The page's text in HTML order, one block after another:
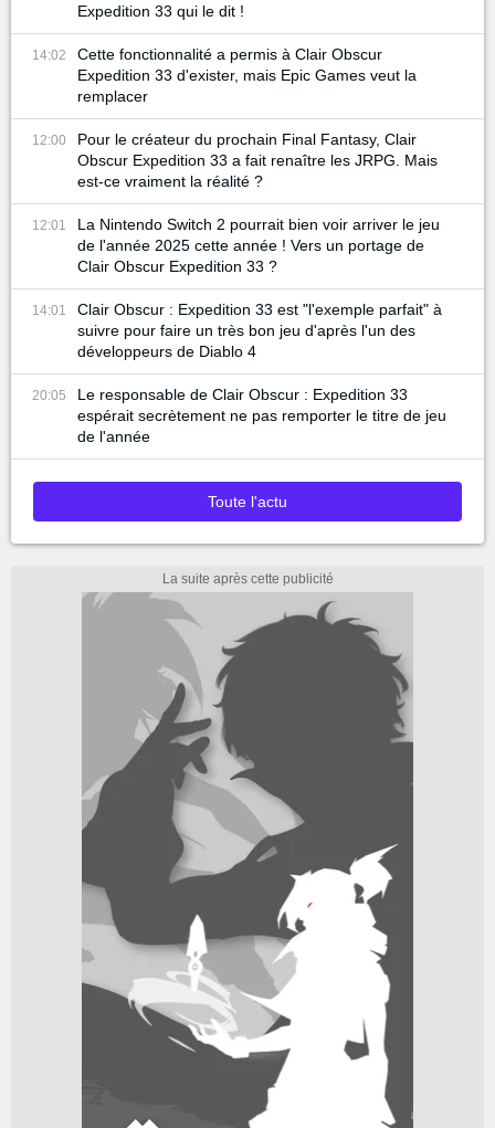
Expedition 33 qui le dit !
14:02
Cette fonctionnalité a permis à Clair Obscur
Expedition 33 d'exister, mais Epic Games veut la
remplacer
12:00
Pour le créateur du prochain Final Fantasy, Clair
Obscur Expedition 33 a fait renaître les JRPG. Mais
est-ce vraiment la réalité ?
12:01
La Nintendo Switch 2 pourrait bien voir arriver le jeu
de l'année 2025 cette année ! Vers un portage de
Clair Obscur Expedition 33 ?
14:01
Clair Obscur : Expedition 33 est "l'exemple parfait" à
suivre pour faire un très bon jeu d'après l'un des
développeurs de Diablo 4
20:05
Le responsable de Clair Obscur : Expedition 33
espérait secrètement ne pas remporter le titre de jeu
de l'année
Toute l'actu